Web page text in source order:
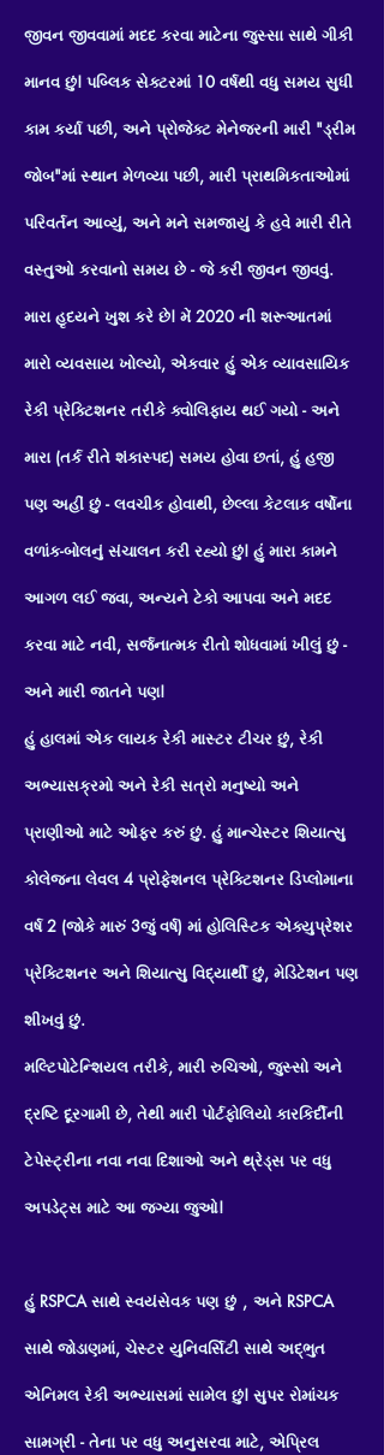
જીવન જીવવામાં મદદ કરવા માટેના જુસ્સા સાથે ગીકી
માનવ છું! પબ્લિક સેક્ટરમાં 10 વર્ષથી વધુ સમય સુધી
કામ કર્યા પછી, અને પ્રોજેક્ટ મેનેજરની મારી "ડ્રીમ
જોબ"માં સ્થાન મેળવ્યા પછી, મારી પ્રાથમિકતાઓમાં
પરિવર્તન આવ્યું, અને મને સમજાયું કે હવે મારી રીતે
વસ્તુઓ કરવાનો સમય છે - જે કરી જીવન જીવવું.
મારા હૃદયને ખુશ કરે છે! મેં 2020 ની શરૂઆતમાં
મારો વ્યવસાય ખોલ્યો, એકવાર હું એક વ્યાવસાયિક
રેકી પ્રેક્ટિશનર તરીકે ક્વોલિફાય થઈ ગયો - અને
મારા (તર્ક રીતે શંકાસ્પદ) સમય હોવા છતાં, હું હજી
પણ અહીં છું - લવચીક હોવાથી, છેલ્લા કેટલાક વર્ષોના
વળાંક-બોલનું સંચાલન કરી રહ્યો છું! હું મારા કામને
આગળ લઈ જવા, અન્યને ટેકો આપવા અને મદદ
કરવા માટે નવી, સર્જનાત્મક રીતો શોધવામાં ખીલું છું -
અને મારી જાતને પણ!
હું હાલમાં એક લાયક રેકી માસ્ટર ટીચર છું, રેકી
અભ્યાસક્રમો અને રેકી સત્રો મનુષ્યો અને
પ્રાણીઓ માટે ઓફર કરું છું. હું માન્ચેસ્ટર શિયાત્સુ
કોલેજના લેવલ 4 પ્રોફેશનલ પ્રેક્ટિશનર ડિપ્લોમાના
વર્ષ 2 (જોકે મારું 3જું વર્ષ) માં હોલિસ્ટિક એક્યુપ્રેશર
પ્રેક્ટિશનર અને શિયાત્સુ વિદ્યાર્થી છું, મેડિટેશન પણ
શીખવું છું.
મલ્ટિપોટેન્શિયલ તરીકે, મારી રુચિઓ, જુસ્સો અને
દ્રષ્ટિ દૂરગામી છે, તેથી મારી પોર્ટફોલિયો કારકિર્દીની
ટેપેસ્ટ્રીના નવા નવા દિશાઓ અને થ્રેડ્સ પર વધુ
અપડેટ્સ માટે આ જગ્યા જુઓ!
હું RSPCA સાથે સ્વયંસેવક પણછું , અને RSPCA
સાથે જોડાણમાં, ચેસ્ટર યુનિવર્સિટી સાથે અદ્ભુત
એનિમલ રેકી અભ્યાસમાં સામેલ છું! સુપર રોમાંચક
સામગ્રી - તેના પર વધુ અનુસરવા માટે, એપ્રિલ